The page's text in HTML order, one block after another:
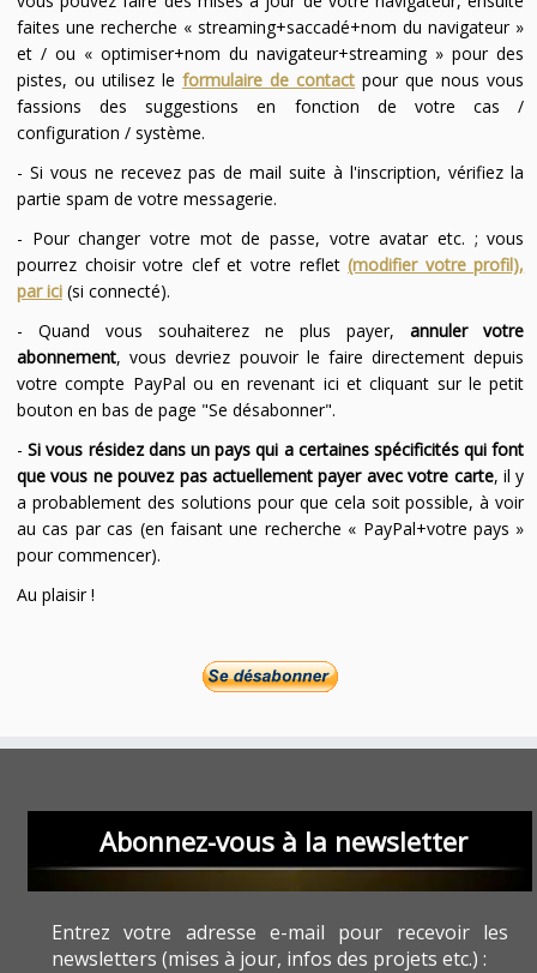
faites une recherche « streaming+saccadé+nom du navigateur »
et / ou « optimiser+nom du navigateur+streaming » pour des
pistes, ou utilisez leformulaire de contact pour que nous vous
fassions des suggestions en fonction de votre cas /
configuration / système.
- Si vous ne recevez pas de mail suite à l'inscription, vérifiez la
partie spam de votre messagerie.
- Pour changer votre mot de passe, votre avatar etc. ; vous
pourrez choisir votre clef et votre reflet(modifier votre profil),
par ici(si connecté).
- Quand vous souhaiterez ne plus payer,annuler votre
abonnement, vous devriez pouvoir le faire directement depuis
votre compte PayPal ou en revenant ici et cliquant sur le petit
bouton en bas de page "Se désabonner".
-Si vous résidez dans un pays qui a certaines spécificités qui font
que vous ne pouvez pas actuellement payer avec votre carte, il y
a probablement des solutions pour que cela soit possible, à voir
au cas par cas (en faisant une recherche « PayPal+votre pays »
pour commencer).
Au plaisir !
Abonnez-vous à la newsletter
Entrez votre adresse e-mail pour recevoir les
newsletters (mises à jour, infos des projets etc.) :